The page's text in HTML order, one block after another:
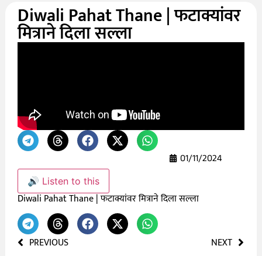
Diwali Pahat Thane | फटाक्यांवर
मित्राने दिला सल्ला
01/11/2024
🔊 Listen to this
Diwali Pahat Thane | फटाक्यांवर मित्राने दिला सल्ला
PREVIOUS NEXT